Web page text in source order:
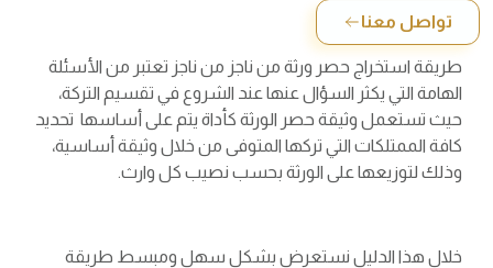
تواصل معنا
طريقة استخراج حصر ورثة من ناجز من ناجز تعتبر من الأسئلة
الهامة التي يكثر السؤال عنها عند الشروع في تقسيم التركة،
حيث تستعمل وثيقة حصر الورثة كأداة يتم على أساسها تحديد
كافة الممتلكات التي تركها المتوفى من خلال وثيقة أساسية،
وذلك لتوزيعها على الورثة بحسب نصيب كل وارث.
خلال هذا الدليل نستعرض بشكل سهل ومبسط طريقة